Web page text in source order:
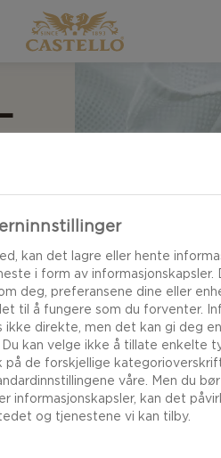
til
kan det lagre eller hente
i form av informasjonskapsler.
deg, preferansene dine eller
til å fungere som du forventer.
ikke direkte, men det kan gi deg
kan velge ikke å tillate enkelte
på de forskjellige
våre. Men du
informasjonskapsler, kan det
og tjenestene vi kan tilby.